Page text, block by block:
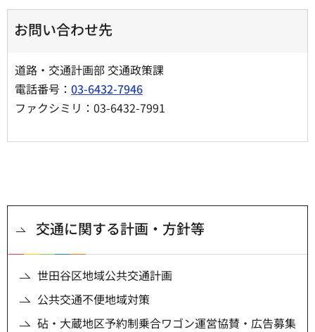
お問い合わせ先
道路・交通計画部 交通政策課
電話番号： 03-6432-7946
ファクシミリ：03-6432-7991
交通に関する計画・方針等
世田谷区地域公共交通計画
公共交通不便地域対策
砧・大蔵地区予約制乗合ワゴン運営協賛・広告募集